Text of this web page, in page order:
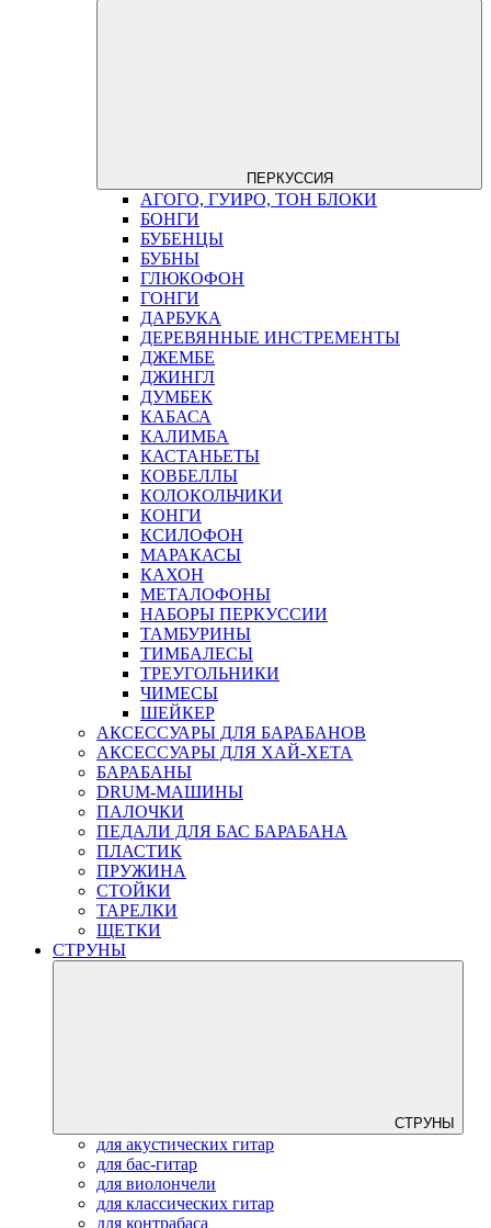
ПЕРКУССИЯ
АГОГО, ГУИРО, ТОН БЛОКИ
БОНГИ
БУБЕНЦЫ
БУБНЫ
ГЛЮКОФОН
ГОНГИ
ДАРБУКА
ДЕРЕВЯННЫЕ ИНСТРЕМЕНТЫ
ДЖЕМБЕ
ДЖИНГЛ
ДУМБЕК
КАБАСА
КАЛИМБА
КАСТАНЬЕТЫ
КОВБЕЛЛЫ
КОЛОКОЛЬЧИКИ
КОНГИ
КСИЛОФОН
МАРАКАСЫ
КАХОН
МЕТАЛОФОНЫ
НАБОРЫ ПЕРКУССИИ
ТАМБУРИНЫ
ТИМБАЛЕСЫ
ТРЕУГОЛЬНИКИ
ЧИМЕСЫ
ШЕЙКЕР
АКСЕССУАРЫ ДЛЯ БАРАБАНОВ
АКСЕССУАРЫ ДЛЯ ХАЙ-ХЕТА
БАРАБАНЫ
DRUM-МАШИНЫ
ПАЛОЧКИ
ПЕДАЛИ ДЛЯ БАС БАРАБАНА
ПЛАСТИК
ПРУЖИНА
СТОЙКИ
ТАРЕЛКИ
ЩЕТКИ
СТРУНЫ
СТРУНЫ
для акустических гитар
для бас-гитар
для виолончели
для классических гитар
для контрабаса